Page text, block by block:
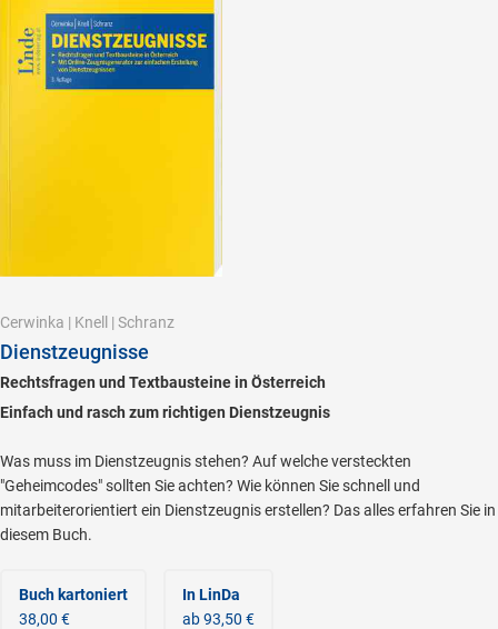
Cerwinka | Knell | Schranz
Dienstzeugnisse
Rechtsfragen und Textbausteine in Österreich
Einfach und rasch zum richtigen Dienstzeugnis
Was muss im Dienstzeugnis stehen? Auf welche versteckten
"Geheimcodes" sollten Sie achten? Wie können Sie schnell und
mitarbeiterorientiert ein Dienstzeugnis erstellen? Das alles erfahren Sie in
diesem Buch.
Buch kartoniert
38,00 €
In LinDa
ab 93,50 €